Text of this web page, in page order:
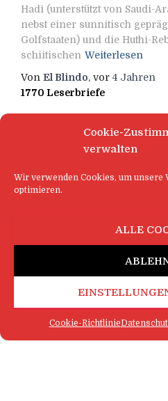
Cookie-
verwalten
Wir verwenden Cookies, um unsere
optimieren.
ALLE
Cookie-Richtlinie
Hadi (unterstützt von Saudi-
nebst einer sunnitisch
Golfstaaten) und die Huthi-
schiitischen Weiterlesen
Von El Blindo, vor4 Jahren
1770 Leserbriefe